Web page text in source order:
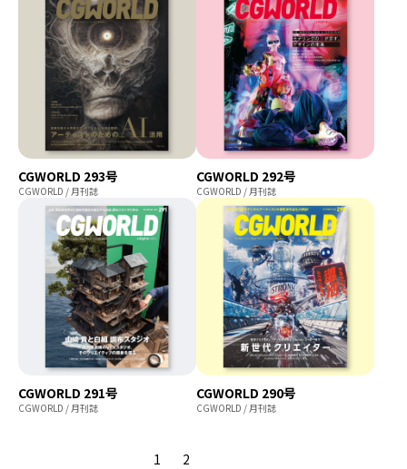
CGWORLD 293号
CGWORLD / 月刊誌
CGWORLD 292号
CGWORLD / 月刊誌
CGWORLD 291号
CGWORLD / 月刊誌
CGWORLD 290号
CGWORLD / 月刊誌
1 2